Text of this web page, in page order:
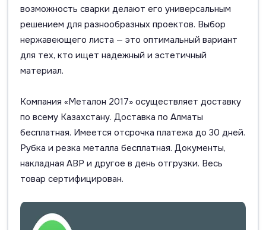
возможность сварки делают его универсальным
решением для разнообразных проектов. Выбор
нержавеющего листа — это оптимальный вариант
для тех, кто ищет надежный и эстетичный
материал.
Компания «Металон 2017» осуществляет доставку
по всему Казахстану. Доставка по Алматы
бесплатная. Имеется отсрочка платежа до 30 дней.
Рубка и резка металла бесплатная. Документы,
накладная АВР и другое в день отгрузки. Весь
товар сертифицирован.